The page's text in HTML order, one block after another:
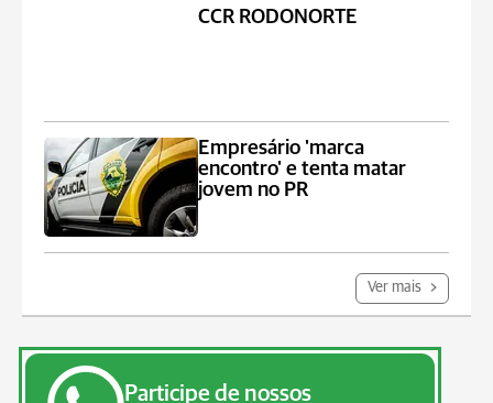
CCR RODONORTE
Empresário 'marca
encontro' e tenta matar
jovem no PR
Ver mais
Participe de nossos